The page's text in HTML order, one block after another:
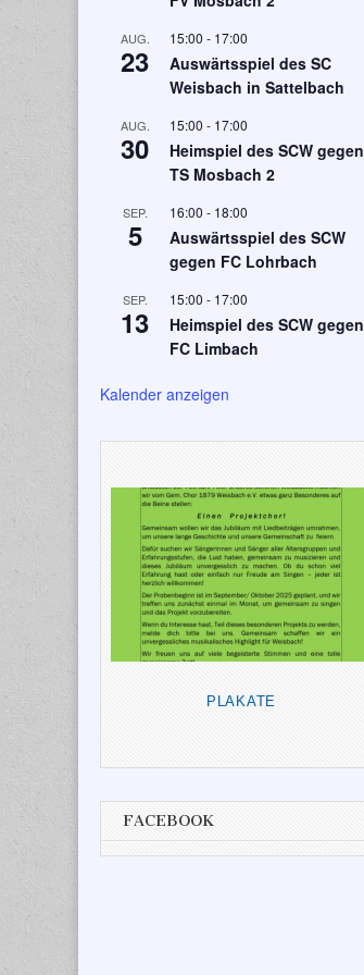
AUG.
23
15:00 - 17:00
Auswärtsspiel des SC
Weisbach in Sattelbach
AUG.
30
15:00 - 17:00
Heimspiel des SCW gegen
TS Mosbach 2
SEP.
5
16:00 - 18:00
Auswärtsspiel des SCW
gegen FC Lohrbach
SEP.
13
15:00 - 17:00
Heimspiel des SCW gegen
FC Limbach
Kalender anzeigen
PLAKATE
FACEBOOK